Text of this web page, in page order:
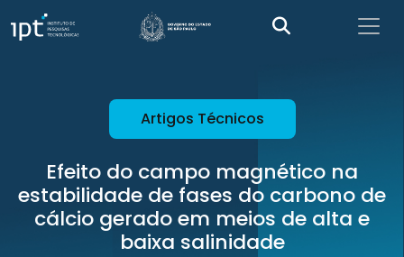
Artigos Técnicos
Efeito do campo magnético na
estabilidade de fases do carbono de
cálcio gerado em meios de alta e
baixa salinidade